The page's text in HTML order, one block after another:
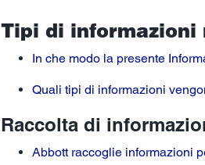
Tipi di
In che modo la presente
Quali tipi di informazioni
Raccolta di
Abbott raccoglie informazioni